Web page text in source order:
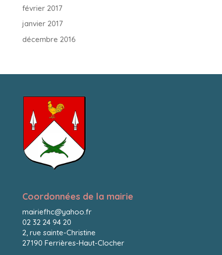
février 2017
janvier 2017
décembre 2016
Coordonnées de la mairie
mairiefhc@yahoo.fr
02 32 24 94 20
2, rue sainte-Christine
27190 Ferrières-Haut-Clocher